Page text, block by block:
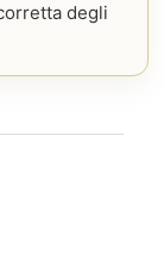
degli